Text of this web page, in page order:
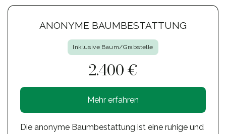
ANONYME BAUMBESTATTUNG
Inklusive Baum/Grabstelle
2.400 €
Mehr erfahren
Die anonyme Baumbestattung ist eine ruhige und